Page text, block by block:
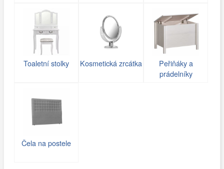
Toaletní stolky Kosmetická zrcátka
Peřiňáky a
prádelníky
Čela na postele